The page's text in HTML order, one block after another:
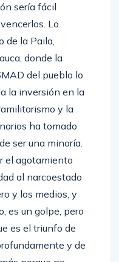
sería fácil
Lo
de la Paila,
donde la
del pueblo lo
la inversión en la
y la
ha tomado
ser una minoría.
el agotamiento
al narcoestado
y los medios, y
es un golpe, pero
es el triunfo de
y de